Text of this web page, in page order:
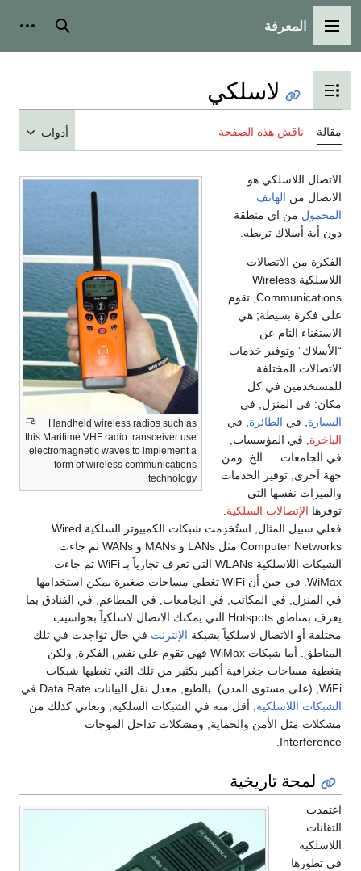
القائمة الرئيسية
المعرفة بحث
تبديل عرض جدول المحتويات
لاسلكي
مقالة ناقش هذه الصفحة أدوات
Handheld wireless radios such as
this Maritime VHF radio transceiver use
electromagnetic waves to implement a
form of wireless communications
technology.
الاتصال اللاسلكي هو
الاتصال من الهاتف
المحمول من اي منطقة
دون أية أسلاك تربطه.
الفكرة من الاتصالات
اللاسلكية Wireless
Communications, تقوم
على فكرة بسيطة; هي
الاستغناء التام عن
“الأسلاك” وتوفير خدمات
الاتصالات المختلفة
للمستخدمين في كل
مكان: في المنزل, في
السيارة , في الطائرة , في
الباخرة , في المؤسسات,
في الجامعات … الخ. ومن
جهة آخرى, توفير الخدمات
والميزات نفسها التي
توفرها الإتصالات السلكية
فعلي سبيل المثال, استُخدِمت شبكات الكمبيوتر السلكية Wired
Computer Networks مثل LANs و MANs و WANs ثم جاءت
الشبكات اللاسلكية WLANs التي تعرف تجارياً بـ WiFi ثم جاءت
WiMax. في حين أن WiFi تغطي مساحات صغيرة يمكن استخدامها
في المنزل, في المكاتب, في الجامعات, في المطاعم, في الفنادق بما
يعرف بمناطق Hotspots التي يمكنك الاتصال لاسلكياً بحواسيب
مختلفة أو الاتصال لاسلكياً بشبكة الإنترنت في حال تواجدت في تلك
المناطق. أما شبكات WiMax فهي تقوم على نفس الفكرة, ولكن
بتغطية مساحات جغرافية أكبير بكثير من تلك التي تغطيها شبكات
WiFi, (على مستوى المدن). بالطبع, معدل نقل البيانات Data Rate في
الشبكات اللاسلكية , أقل منه في الشبكات السلكية, وتعاني كذلك من
مشكلات مثل الأمن والحماية, ومشكلات تداخل الموجات
Interference.
لمحة تاريخية
اعتمدت
التقانات
اللاسلكية
في تطورها